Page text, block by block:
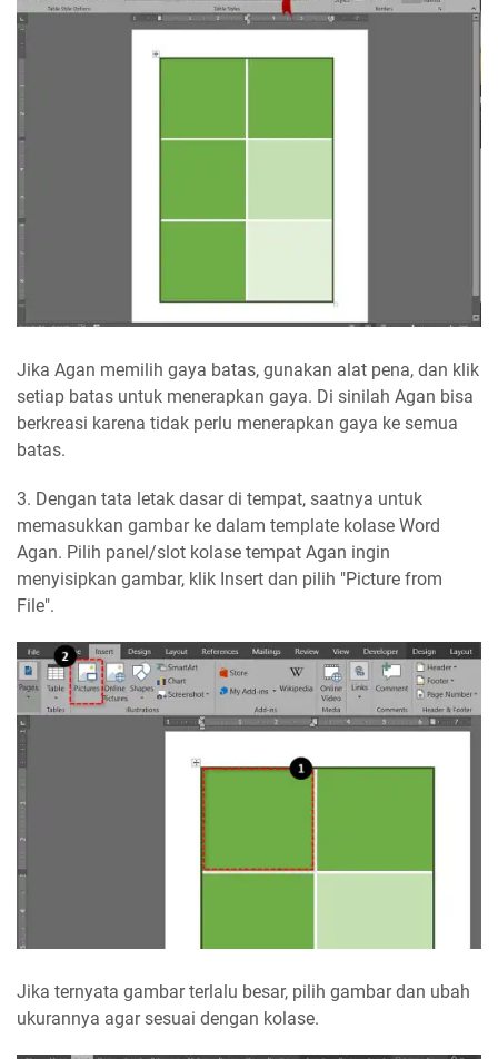
Jika Agan memilih gaya batas, gunakan alat pena, dan klik
setiap batas untuk menerapkan gaya. Di sinilah Agan bisa
berkreasi karena tidak perlu menerapkan gaya ke semua
batas.
3. Dengan tata letak dasar di tempat, saatnya untuk
memasukkan gambar ke dalam template kolase Word
Agan. Pilih panel/slot kolase tempat Agan ingin
menyisipkan gambar, klik Insert dan pilih "Picture from
File".
Jika ternyata gambar terlalu besar, pilih gambar dan ubah
ukurannya agar sesuai dengan kolase.